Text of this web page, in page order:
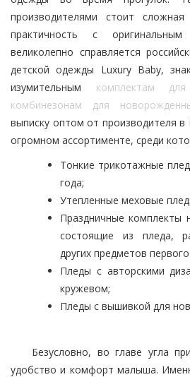
производителями стоит
практичность с
великолепно справляется
детской одежды Luxury Baby,
изумительным комплектам
комбинезонам для
выписку оптом от производителя
огромном ассортименте, среди
Тонкие трикотажные
года;
Утепленные меховые
Праздничные комплекты
состоящие из пледа,
других предметов
Пледы с авторскими
кружевом;
Пледы с вышивкой для
Безусловно, во главе угла
удобство и комфорт малыша.